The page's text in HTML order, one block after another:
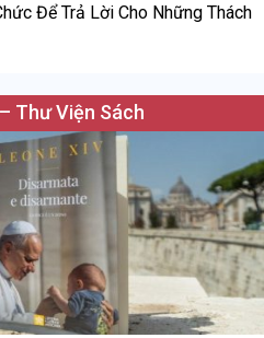
Để Trả Lời Cho Những Thách
Thư Viện Sách